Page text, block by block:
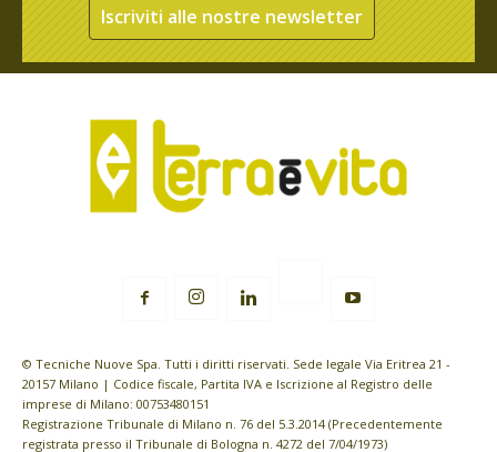
Iscriviti alle nostre newsletter
© Tecniche Nuove Spa. Tutti i diritti riservati. Sede legale Via Eritrea 21 -
20157 Milano | Codice fiscale, Partita IVA e Iscrizione al Registro delle
imprese di Milano: 00753480151
Registrazione Tribunale di Milano n. 76 del 5.3.2014 (Precedentemente
registrata presso il Tribunale di Bologna n. 4272 del 7/04/1973)